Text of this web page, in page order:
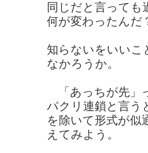
同じだと言っても
何が変わったんだ
知らないをいいこ
なかろうか。
「あっちが先」
パクリ連鎖と言う
を除いて形式が似
えてみよう。